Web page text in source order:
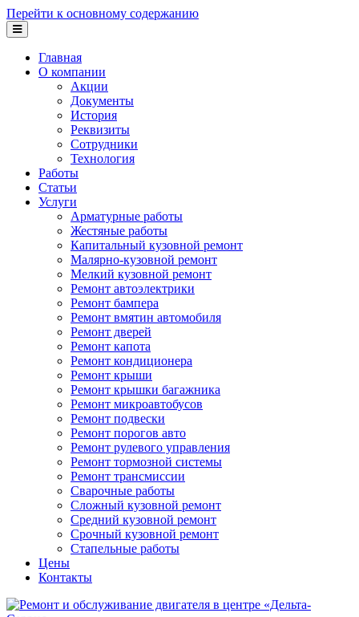
Перейти к основному содержанию
Главная
О компании
Акции
Документы
История
Реквизиты
Сотрудники
Технология
Работы
Статьи
Услуги
Арматурные работы
Жестяные работы
Капитальный кузовной ремонт
Малярно-кузовной ремонт
Мелкий кузовной ремонт
Ремонт автоэлектрики
Ремонт бампера
Ремонт вмятин автомобиля
Ремонт дверей
Ремонт капота
Ремонт кондиционера
Ремонт крыши
Ремонт крышки багажника
Ремонт микроавтобусов
Ремонт подвески
Ремонт порогов авто
Ремонт рулевого управления
Ремонт тормозной системы
Ремонт трансмиссии
Сварочные работы
Сложный кузовной ремонт
Средний кузовной ремонт
Срочный кузовной ремонт
Стапельные работы
Цены
Контакты